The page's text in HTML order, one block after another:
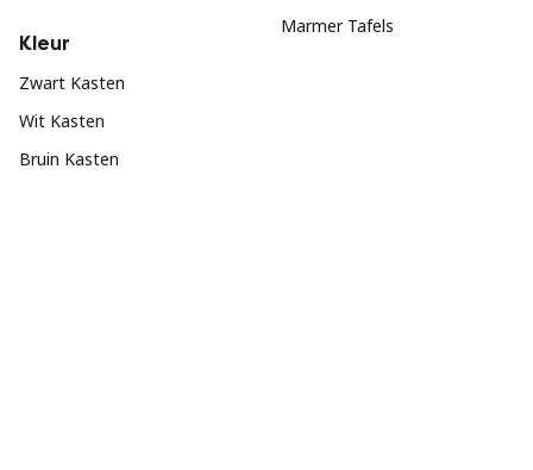
Kleur
Zwart Kasten
Wit Kasten
Bruin Kasten
Marmer Tafels